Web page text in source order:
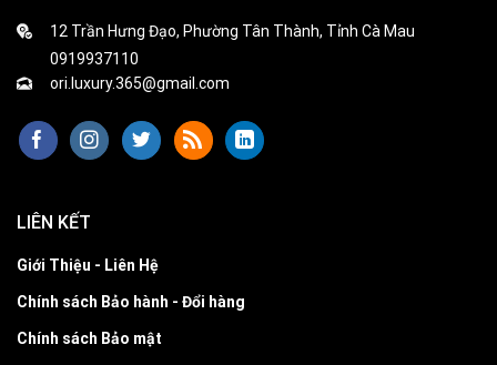
12 Trần Hưng Đạo, Phường Tân Thành, Tỉnh Cà Mau
0919937110
ori.luxury.365@gmail.com
LIÊN KẾT
Giới Thiệu - Liên Hệ
Chính sách Bảo hành - Đổi hàng
Chính sách Bảo mật